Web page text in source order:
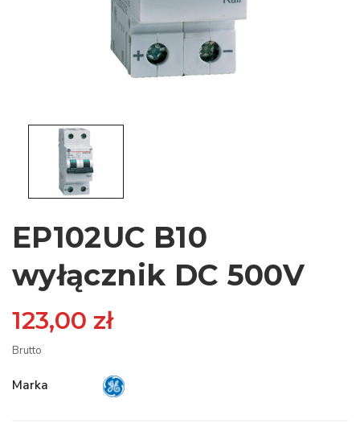
EP102UC B10
wyłącznik DC 500V
123,00 zł
Brutto
Marka